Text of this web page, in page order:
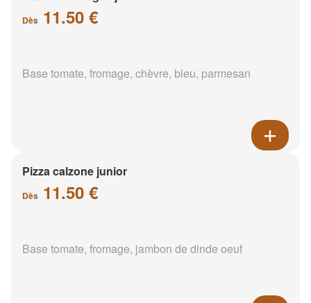
Dès 11.50 €
Base tomate, fromage, chèvre, bleu, parmesan
Pizza calzone junior
Dès 11.50 €
Base tomate, fromage, jambon de dinde oeuf